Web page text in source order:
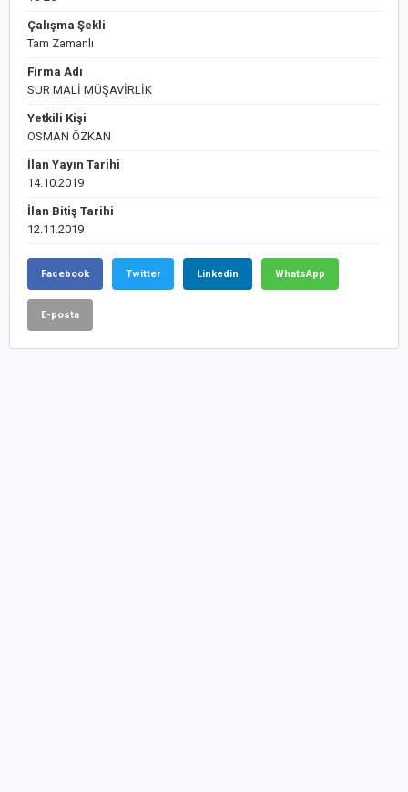
Çalışma Şekli
Tam Zamanlı
Firma Adı
SUR MALİ MÜŞAVİRLİK
Yetkili Kişi
OSMAN ÖZKAN
İlan Yayın Tarihi
14.10.2019
İlan Bitiş Tarihi
12.11.2019
Facebook Twitter Linkedin WhatsApp
E-posta